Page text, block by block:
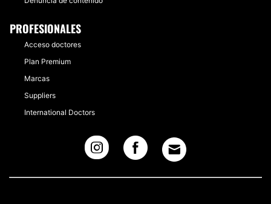
PROFESIONALES
Acceso doctores
Plan Premium
Marcas
Suppliers
International Doctors